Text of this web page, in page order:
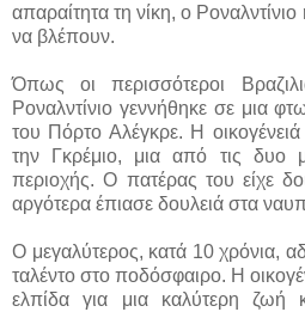
απαραίτητα τη νίκη, ο
να βλέπουν.
Όπως οι περισσότεροι
Ροναλντίνιο γεννήθηκε σε μια
του Πόρτο Αλέγκρε. Η
την Γκρέμιο, μια από τις δυο
περιοχής. Ο πατέρας του είχε
αργότερα έπιασε δουλειά στα
Ο μεγαλύτερος, κατά 10 χρόνια,
ταλέντο στο ποδόσφαιρο. Η
ελπίδα για μια καλύτερη ζωή